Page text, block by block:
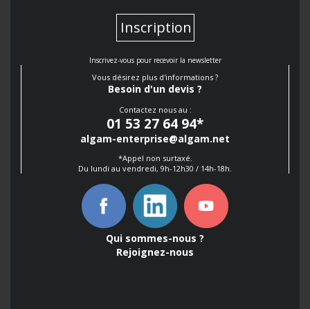
Inscription
Inscrivez-vous pour recevoir la newsletter
Vous désirez plus d'informations ?
Besoin d'un devis ?
Contactez nous au :
01 53 27 64 94*
algam-enterprise@algam.net
*Appel non surtaxé.
Du lundi au vendredi, 9h-12h30 / 14h-18h.
Qui sommes-nous ?
Rejoignez-nous